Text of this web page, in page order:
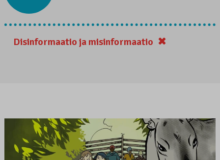
Disinformaatio ja misinformaatio